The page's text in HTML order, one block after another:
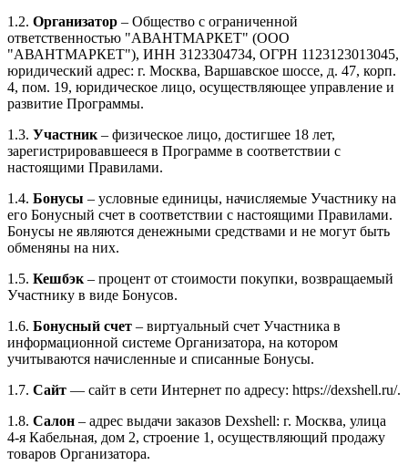
1.2. Организатор – Общество с ограниченной
ответственностью "АВАНТМАРКЕТ" (ООО
"АВАНТМАРКЕТ"), ИНН 3123304734, ОГРН 1123123013045,
юридический адрес: г. Москва, Варшавское шоссе, д. 47, корп.
4, пом. 19, юридическое лицо, осуществляющее управление и
развитие Программы.
1.3. Участник – физическое лицо, достигшее 18 лет,
зарегистрировавшееся в Программе в соответствии с
настоящими Правилами.
1.4. Бонусы – условные единицы, начисляемые Участнику на
его Бонусный счет в соответствии с настоящими Правилами.
Бонусы не являются денежными средствами и не могут быть
обменяны на них.
1.5. Кешбэк – процент от стоимости покупки, возвращаемый
Участнику в виде Бонусов.
1.6. Бонусный счет – виртуальный счет Участника в
информационной системе Организатора, на котором
учитываются начисленные и списанные Бонусы.
1.7. Сайт — сайт в сети Интернет по адресу: https://dexshell.ru/.
1.8. Салон – адрес выдачи заказов Dexshell: г. Москва, улица
4-я Кабельная, дом 2, строение 1, осуществляющий продажу
товаров Организатора.